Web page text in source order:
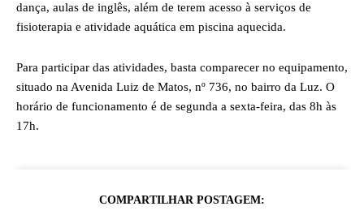
dança, aulas de inglês, além de terem acesso à serviços de
fisioterapia e atividade aquática em piscina aquecida.
Para participar das atividades, basta comparecer no equipamento,
situado na Avenida Luiz de Matos, nº 736, no bairro da Luz. O
horário de funcionamento é de segunda a sexta-feira, das 8h às
17h.
COMPARTILHAR POSTAGEM: